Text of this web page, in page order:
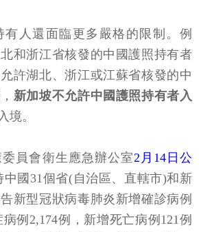
人還面臨更多嚴格的限制。例
和浙江省核發的中國護照持有者
許湖北、浙江或江蘇省核發的中
新加坡不允許中國護照持有者入
境。
員會衛生應急辦公室2月14日公
中國31個省(自治區、直轄市)和新
新型冠狀病毒肺炎新增確診病例
例2,174例，新增死亡病例121例